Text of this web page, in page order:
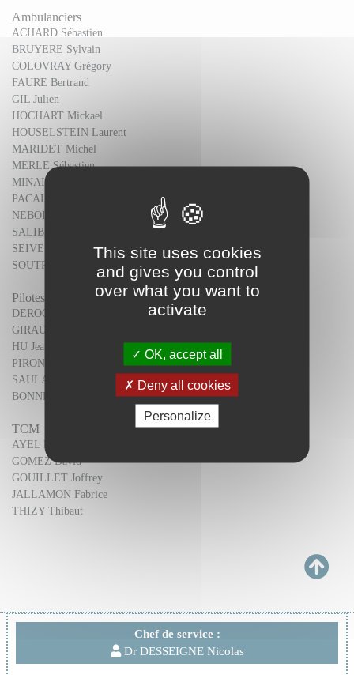
Chef de service :
Dr DESSEIGNE Nicolas
Ambulanciers
ACHARD Sébastien
BRUYERE Sylvain
COLOVRAY Grégory
FAURE Bertrand
GIL Julien
HOCHART Mickael
HOUSELSTEIN Laurent
MARIDET Michel
MERLE Sébastien
MINAIRE Eric
PACALON Claude
NEBOIT Perrine
SALIBA Mathieu
SEIVE Laurent
SOUTRENON Xavier
Pilotes
DEROO Jean-François
GIRAUD Laurent
HU Jean-Pierre
PIRONNEAU Alban
SAULAIS Frédéric
BONNE Steve
TCM
AYEL Rémi
GOMEZ David
GOUILLET Joffrey
JALLAMON Fabrice
THIZY Thibaut
This site uses cookies
and gives you control
over what you want to
activate
OK, accept all
Deny all cookies
Personalize